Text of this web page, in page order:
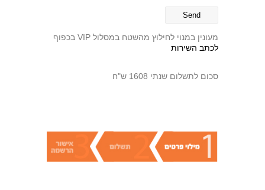
מעונין במנוי לחילוץ מהשטח במסלול VIP בכפוף
לכתב השירות
סכום לתשלום שנתי 1608 ש"ח